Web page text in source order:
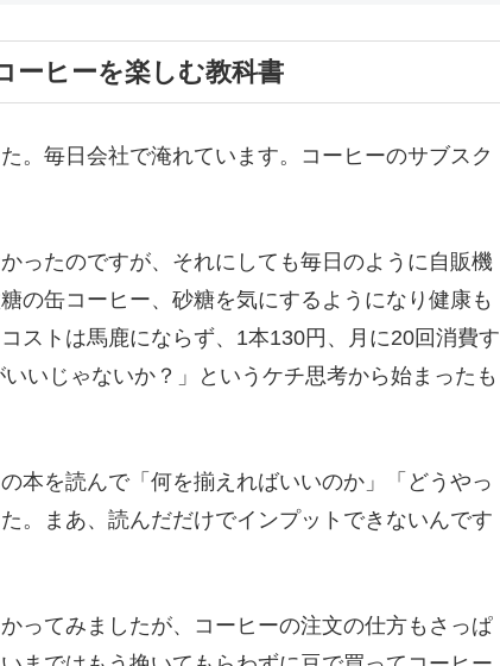
ーヒーを楽しむ教科書
。毎日会社で淹れています。コーヒーのサブスク
ったのですが、それにしても毎日のように自販機
の缶コーヒー、砂糖を気にするようになり健康も
ストは馬鹿にならず、1本130円、月に20回消費す
いじゃないか？」というケチ思考から始まったも
本を読んで「何を揃えればいいのか」「どうやっ
。まあ、読んだだけでインプットできないんです
ってみましたが、コーヒーの注文の仕方もさっぱ